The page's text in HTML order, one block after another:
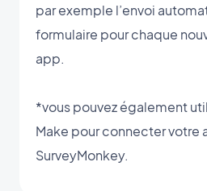
par exemple l’envoi
formulaire pour chaque
app.
*vous pouvez également
Make pour connecter votre
SurveyMonkey.